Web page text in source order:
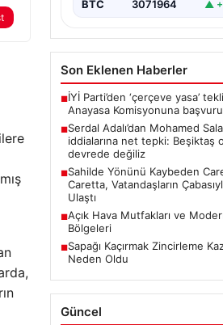
BTC 3071964 ▲
Son Eklenen Haberler
■İYİ Parti’den ‘çerçeve yasa’
Anayasa Komisyonuna başvuru
■Serdal Adalı’dan Mohamed
iddialarına net tepki: Beşiktaş
devrede değiliz
■Sahilde Yönünü Kaybeden
Caretta, Vatandaşların
Ulaştı
■Açık Hava Mutfakları ve
Bölgeleri
■Sapağı Kaçırmak Zincirleme
Neden Oldu
Güncel